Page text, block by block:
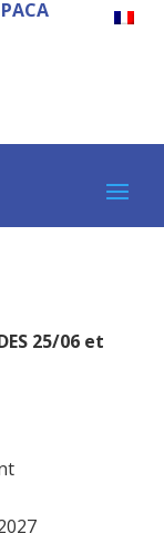
25/06 et